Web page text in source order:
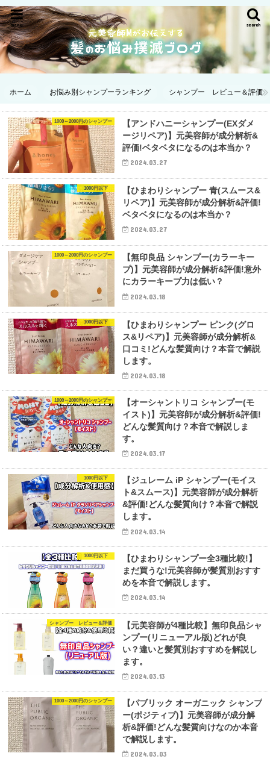
search
menu
ホーム お悩み別シャンプーランキング シャンプー レビュー＆評価
1000～2000円のシャンプー
【アンドハニーシャンプー(EXダメ
ージリペア)】元美容師が成分解析&
評価!ベタベタになるのは本当か？
2024.03.27
1000円以下
【ひまわりシャンプー 青(スムース&
リペア)】元美容師が成分解析&評価!
ベタベタになるのは本当か？
2024.03.27
1000～2000円のシャンプー
【無印良品 シャンプー(カラーキー
プ)】元美容師が成分解析&評価!意外
にカラーキープ力は低い？
2024.03.18
1000円以下
【ひまわりシャンプー ピンク(グロ
ス&リペア)】元美容師が成分解析&
口コミ!どんな髪質向け？本音で解説
します。
2024.03.18
1000～2000円のシャンプー
【オーシャントリコ シャンプー(モ
イスト)】元美容師が成分解析&評価!
どんな髪質向け？本音で解説しま
す。
2024.03.17
1000円以下
【ジュレーム iP シャンプー(モイス
ト&スムース)】元美容師が成分解析
&評価!どんな髪質向け？本音で解説
します。
2024.03.14
1000円以下
【ひまわりシャンプー全3種比較!】
まだ買うな!元美容師が髪質別おすす
めを本音で解説します。
2024.03.14
シャンプー レビュー＆評価
【元美容師が4種比較】無印良品シャ
ンプー(リニューアル版)どれが良
い？違いと髪質別おすすめを解説し
ます。
2024.03.13
1000～2000円のシャンプー
【パブリック オーガニック シャンプ
ー(ポジティブ)】元美容師が成分解
析&評価!どんな髪質向けなのか本音
で解説します。
2024.03.03